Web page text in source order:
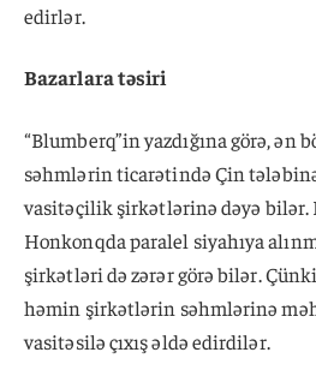
edirlər.
Bazarlara təsiri
“Blumberq”in yazdığına görə, ən
səhmlərin ticarətində Çin
vasitəçilik şirkətlərinə dəyə bilər.
Honkonqda paralel siyahıya
şirkətləri də zərər görə bilər.
həmin şirkətlərin səhmlərinə
vasitəsilə çıxış əldə edirdilər.